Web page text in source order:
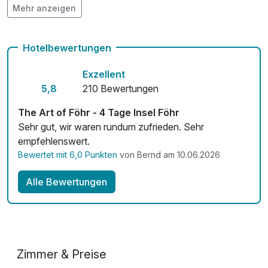
Auch vegetarische Speisen
Mit Hotelbar
Mehr anzeigen
Hotelbewertungen
5,8
Exzellent
210 Bewertungen
The Art of Föhr - 4 Tage Insel Föhr
Sehr gut, wir waren rundum zufrieden. Sehr
empfehlenswert.
Bewertet mit 6,0 Punkten von Bernd am 10.06.2026
Alle Bewertungen
Zimmer & Preise